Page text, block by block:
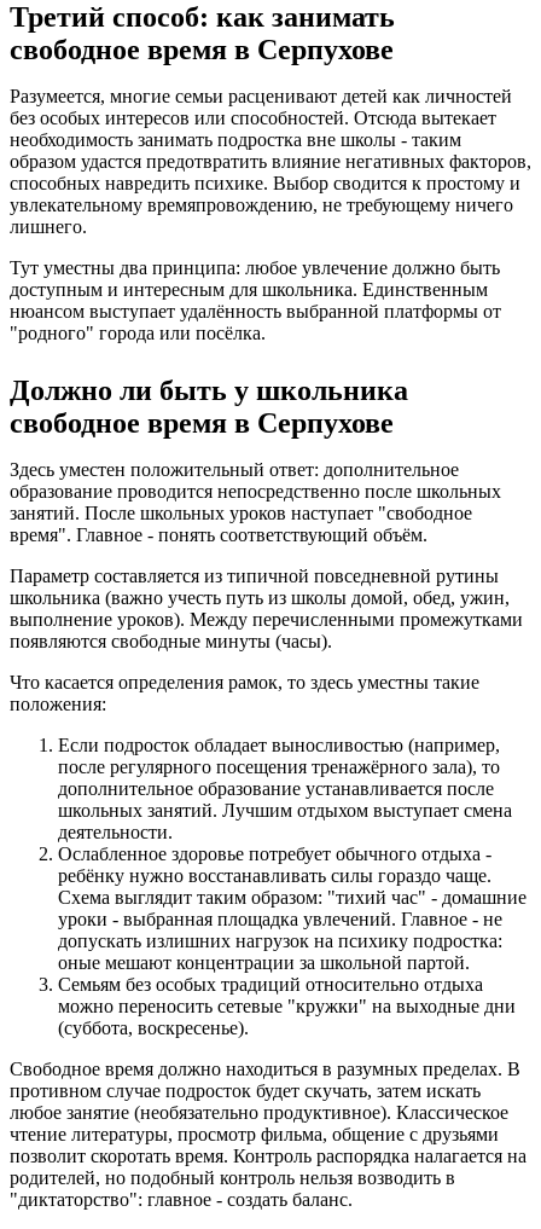
Третий способ: как занимать
свободное время в Серпухове
Разумеется, многие семьи расценивают детей как личностей
без особых интересов или способностей. Отсюда вытекает
необходимость занимать подростка вне школы - таким
образом удастся предотвратить влияние негативных факторов,
способных навредить психике. Выбор сводится к простому и
увлекательному времяпровождению, не требующему ничего
лишнего.
Тут уместны два принципа: любое увлечение должно быть
доступным и интересным для школьника. Единственным
нюансом выступает удалённость выбранной платформы от
"родного" города или посёлка.
Должно ли быть у школьника
свободное время в Серпухове
Здесь уместен положительный ответ: дополнительное
образование проводится непосредственно после школьных
занятий. После школьных уроков наступает "свободное
время". Главное - понять соответствующий объём.
Параметр составляется из типичной повседневной рутины
школьника (важно учесть путь из школы домой, обед, ужин,
выполнение уроков). Между перечисленными промежутками
появляются свободные минуты (часы).
Что касается определения рамок, то здесь уместны такие
положения:
Если подросток обладает выносливостью (например,
после регулярного посещения тренажёрного зала), то
дополнительное образование устанавливается после
школьных занятий. Лучшим отдыхом выступает смена
деятельности.
Ослабленное здоровье потребует обычного отдыха -
ребёнку нужно восстанавливать силы гораздо чаще.
Схема выглядит таким образом: "тихий час" - домашние
уроки - выбранная площадка увлечений. Главное - не
допускать излишних нагрузок на психику подростка:
оные мешают концентрации за школьной партой.
Семьям без особых традиций относительно отдыха
можно переносить сетевые "кружки" на выходные дни
(суббота, воскресенье).
Свободное время должно находиться в разумных пределах. В
противном случае подросток будет скучать, затем искать
любое занятие (необязательно продуктивное). Классическое
чтение литературы, просмотр фильма, общение с друзьями
позволит скоротать время. Контроль распорядка налагается на
родителей, но подобный контроль нельзя возводить в
"диктаторство": главное - создать баланс.